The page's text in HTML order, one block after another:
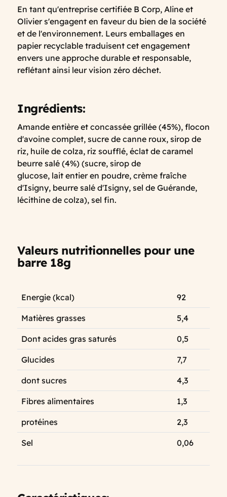
En tant qu'entreprise certifiée B Corp, Aline et
Olivier s'engagent en faveur du bien de la société
et de l'environnement. Leurs emballages en
papier recyclable traduisent cet engagement
envers une approche durable et responsable,
reflétant ainsi leur vision zéro déchet.
Ingrédients:
Amande entière et concassée grillée (45%), flocon
d'avoine complet, sucre de canne roux, sirop de
riz, huile de colza, riz soufflé, éclat de caramel
beurre salé (4%) (sucre, sirop de
glucose, lait entier en poudre, crème fraîche
d'Isigny, beurre salé d'Isigny, sel de Guérande,
lécithine de colza), sel fin.
Valeurs nutritionnelles pour une
barre 18g
Energie (kcal) 92
Matières grasses 5,4
Dont acides gras saturés 0,5
Glucides 7,7
dont sucres 4,3
Fibres alimentaires 1,3
protéines 2,3
Sel 0,06